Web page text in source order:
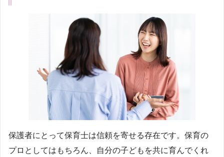
保護者にとって保育士は信頼を寄せる存在です。保育の
プロとしてはもちろん、自分の子どもを共に育んでくれ